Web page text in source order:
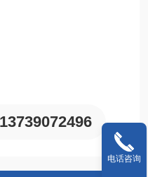
13739072496
电话咨询